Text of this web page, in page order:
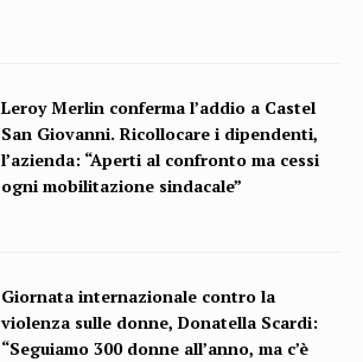
Leroy Merlin conferma l’addio a Castel
San Giovanni. Ricollocare i dipendenti,
l’azienda: “Aperti al confronto ma cessi
ogni mobilitazione sindacale”
Giornata internazionale contro la
violenza sulle donne, Donatella Scardi:
“Seguiamo 300 donne all’anno, ma c’è